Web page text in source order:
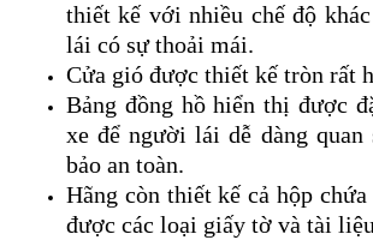
thiết kế với nhiều chế độ
lái có sự thoải mái.
Cửa gió được thiết kế tròn rất
Bảng đồng hồ hiển thị được
xe để người lái dễ dàng quan
bảo an toàn.
Hãng còn thiết kế cả hộp
được các loại giấy tờ và tài